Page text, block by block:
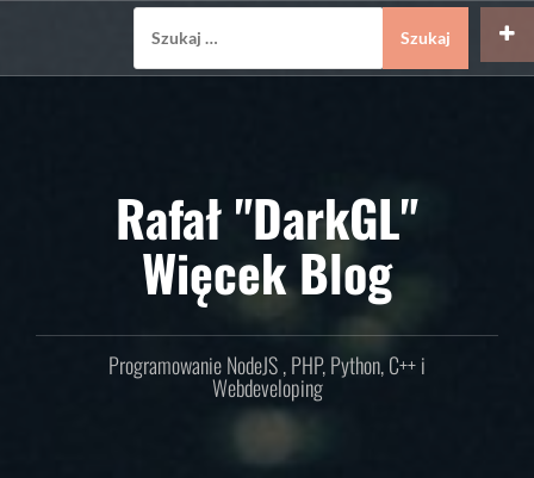
Rafał "DarkGL"
Więcek Blog
Programowanie NodeJS , PHP, Python, C++ i
Webdeveloping